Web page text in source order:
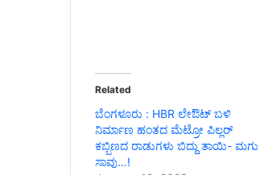
Related
ಬೆಂಗಳೂರು : HBR ಲೇಔಟ್ ಬಳಿ
ನಿರ್ಮಾಣ ಹಂತದ ಮೆಟ್ರೋ ಪಿಲ್ಲರ್
ಕಬ್ಬಿಣದ ರಾಡುಗಳು ಬಿದ್ದು ತಾಯಿ- ಮಗು
ಸಾವು…!